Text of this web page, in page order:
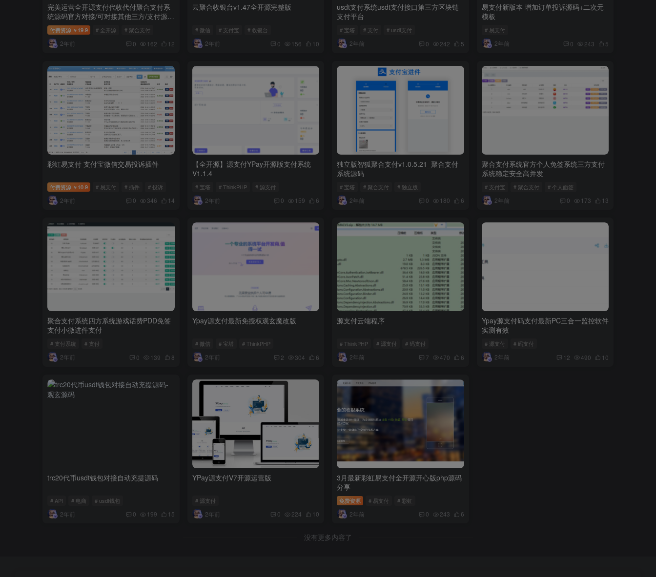
完美运营全开源支付代收代付聚合支付系
统源码官方对接/可对接其他三方/支付源码
可二开
付费资源 ￥ 19.9 # 全开源 # 聚合支付
2年前 0 162 12
云聚合收银台v1.47全开源完整版
# 微信 # 支付宝 # 收银台
2年前 0 156 10
usdt支付系统usdt支付接口第三方区块链
支付平台
# 宝塔 # 支付 # usdt支付
2年前 0 242 5
易支付新版本 增加订单投诉源码+二次元
模板
# 易支付
2年前 0 243 5
彩虹易支付 支付宝微信交易投诉插件
付费资源 ￥ 10.9 # 易支付 # 插件 # 投诉
2年前 0 346 14
【全开源】源支付YPay开源版支付系统
V1.1.4
# 宝塔 # ThinkPHP # 源支付
2年前 0 159 6
独立版智狐聚合支付v1.0.5.21_聚合支付
系统源码
# 宝塔 # 聚合支付 # 独立版
2年前 0 180 6
聚合支付系统官方个人免签系统三方支付
系统稳定安全高并发
# 支付宝 # 聚合支付 # 个人面签
2年前 0 173 13
聚合支付系统四方系统游戏话费PDD免签
支付小微进件支付
# 支付系统 # 支付
2年前 0 139 8
Ypay源支付最新免授权观玄魔改版
# 微信 # 宝塔 # ThinkPHP
2年前 2 304 6
源支付云端程序
# ThinkPHP # 源支付 # 码支付
2年前 7 470 6
Ypay源支付码支付最新PC三合一监控软件
实测有效
# 源支付 # 码支付
2年前 12 490 10
trc20代币usdt钱包对接自动充提源码
# API # 电商 # usdt钱包
2年前 0 199 15
YPay源支付V7开源运营版
# 源支付
2年前 0 224 10
3月最新彩虹易支付全开源开心版php源码
分享
免费资源 # 易支付 # 彩虹
2年前 0 243 6
没有更多内容了